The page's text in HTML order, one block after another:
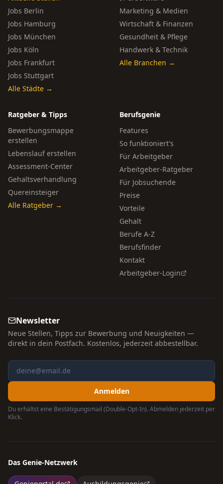
Jobs Berlin
Jobs Hamburg
Jobs München
Jobs Köln
Jobs Frankfurt
Jobs Stuttgart
Alle Städte →
Marketing & Medien
Wirtschaft & Finanzen
Gesundheit & Pflege
Handwerk & Technik
Alle Branchen →
Ratgeber & Tipps
Bewerbungsmappe
erstellen
Lebenslauf erstellen
Assessment-Center
Gehaltsverhandlung
Quereinsteiger
Alle Ratgeber →
Berufsgenie
Features
So funktioniert's
Für Arbeitgeber
Arbeitgeber-Ratgeber
Für Jobsuchende
Preise
Vorteile
Gehalt
Berufe A-Z
Berufsfinder
Kontakt
Arbeitgeber-Login
Newsletter
Neue Stellen, Tipps zur Bewerbung und Neuigkeiten —
direkt in dein Postfach. Kostenlos, jederzeit abbestellbar.
Anmelden
Du erhältst eine Bestätigungsmail (Double-Opt-In). Abmelden jederzeit per
Klick.
Das Genie-Netzwerk